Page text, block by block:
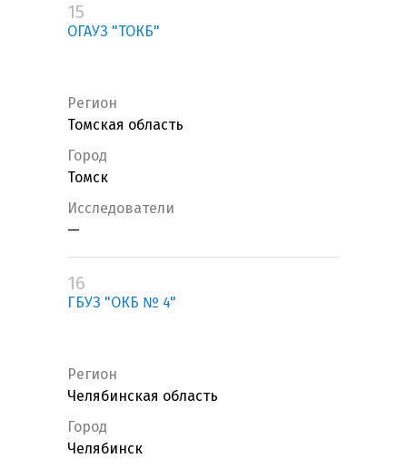
15
ОГАУЗ "ТОКБ"
Регион
Томская область
Город
Томск
Исследователи
—
16
ГБУЗ "ОКБ № 4"
Регион
Челябинская область
Город
Челябинск